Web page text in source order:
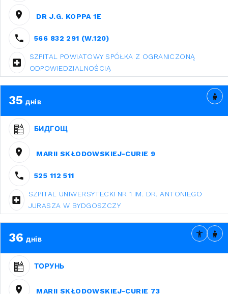
DR J.G. KOPPA 1E
566 832 291 (W.120)
SZPITAL POWIATOWY SPÓŁKA Z OGRANICZONĄ
ODPOWIEDZIALNOŚCIĄ
35 днів
БИДГОЩ
MARII SKŁODOWSKIEJ-CURIE 9
525 112 511
SZPITAL UNIWERSYTECKI NR 1 IM. DR. ANTONIEGO
JURASZA W BYDGOSZCZY
36 днів
ТОРУНЬ
MARII SKŁODOWSKIEJ-CURIE 73